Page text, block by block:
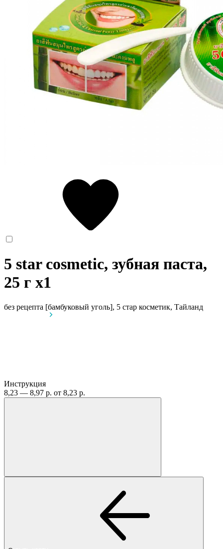
5 star cosmetic, зубная паста,
25 г x1
без рецепта [бамбуковый уголь], 5 стар косметик, Тайланд
Инструкция
8,23 — 8,97 р. от 8,23 р.